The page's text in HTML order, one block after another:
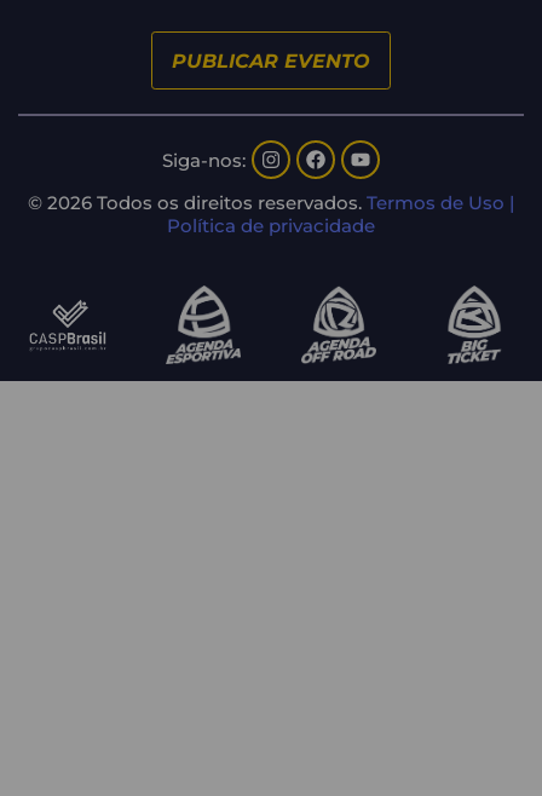
PUBLICAR EVENTO
Siga-nos:
© 2026 Todos os direitos reservados. Termos de Uso |
Política de privacidade